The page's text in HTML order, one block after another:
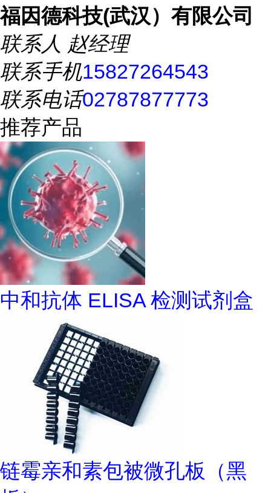
福因德科技(武汉）有限公司
联系人 赵经理
联系手机15827264543
联系电话02787877773
推荐产品
中和抗体 ELISA 检测试剂盒
链霉亲和素包被微孔板（黑